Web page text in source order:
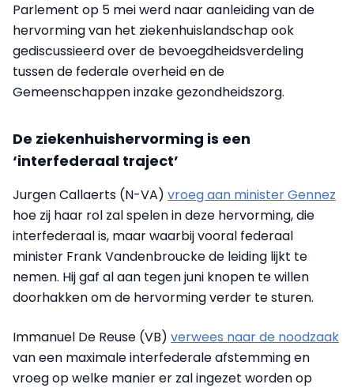
Parlement op 5 mei werd naar aanleiding van de
hervorming van het ziekenhuislandschap ook
gediscussieerd over de bevoegdheidsverdeling
tussen de federale overheid en de
Gemeenschappen inzake gezondheidszorg.
De ziekenhuishervorming is een
‘interfederaal traject’
Jurgen Callaerts (N-VA) vroeg aan minister Gennez
hoe zij haar rol zal spelen in deze hervorming, die
interfederaal is, maar waarbij vooral federaal
minister Frank Vandenbroucke de leiding lijkt te
nemen. Hij gaf al aan tegen juni knopen te willen
doorhakken om de hervorming verder te sturen.
Immanuel De Reuse (VB) verwees naar de noodzaak
van een maximale interfederale afstemming en
vroeg op welke manier er zal ingezet worden op